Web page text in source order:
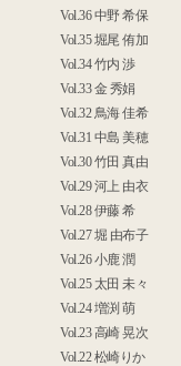
Vol.36 中野 希保
Vol.35 堀尾 侑加
Vol.34 竹内 渉
Vol.33 金 秀娟
Vol.32 鳥海 佳希
Vol.31 中島 美穂
Vol.30 竹田 真由
Vol.29 河上 由衣
Vol.28 伊藤 希
Vol.27 堀 由布子
Vol.26 小鹿 潤
Vol.25 太田 未々
Vol.24 増渕 萌
Vol.23 高崎 晃次
Vol.22 松崎りか